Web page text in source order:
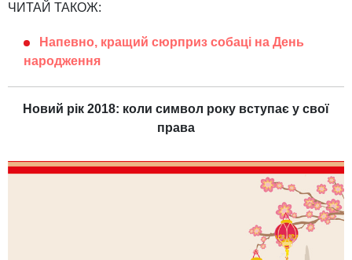
ЧИТАЙ ТАКОЖ:
Напевно, кращий сюрприз собаці на День
народження
Новий рік 2018: коли символ року вступає у свої
права